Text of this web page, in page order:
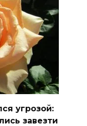
угрозой:
завезти